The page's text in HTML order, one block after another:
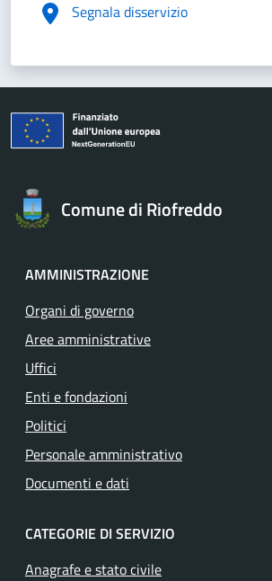
Segnala disservizio
Comune di Riofreddo
AMMINISTRAZIONE
Organi di governo
Aree amministrative
Uffici
Enti e fondazioni
Politici
Personale amministrativo
Documenti e dati
CATEGORIE DI SERVIZIO
Anagrafe e stato civile